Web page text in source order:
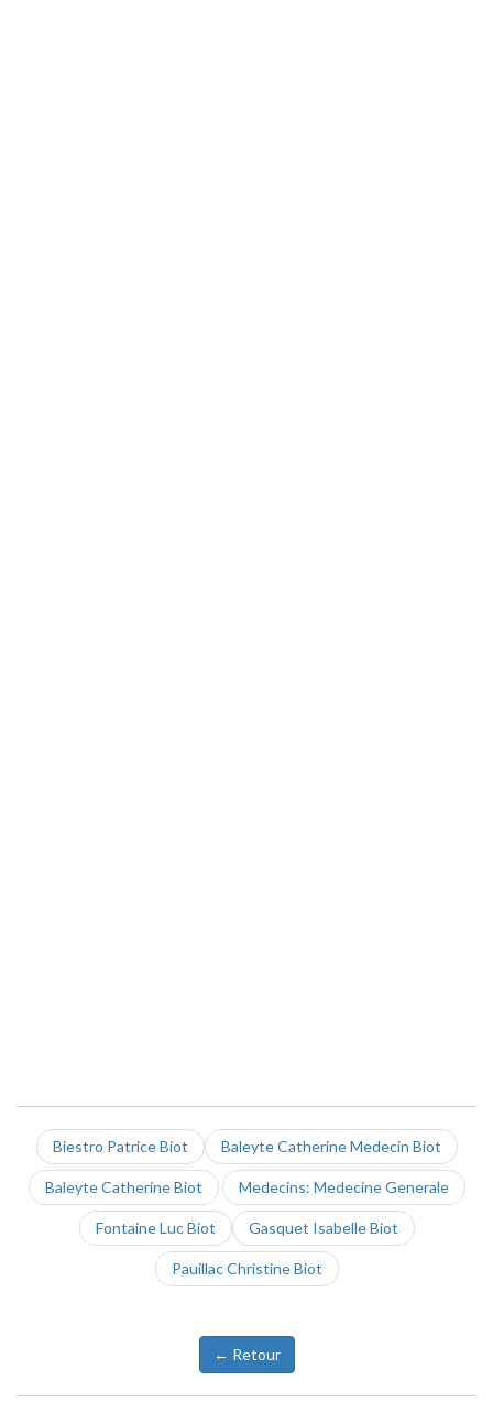
Biestro Patrice Biot Baleyte Catherine Medecin Biot
Baleyte Catherine Biot Medecins: Medecine Generale
Fontaine Luc Biot Gasquet Isabelle Biot
Pauillac Christine Biot
← Retour